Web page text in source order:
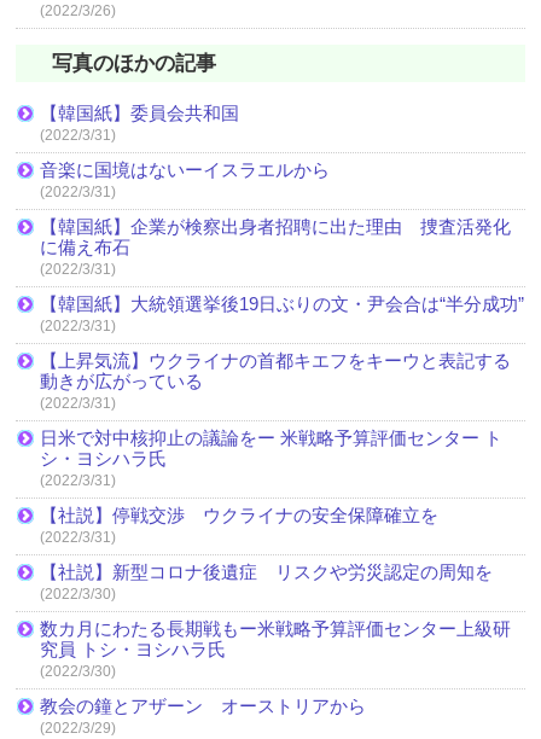
(2022/3/26)
写真のほかの記事
【韓国紙】委員会共和国
(2022/3/31)
音楽に国境はないーイスラエルから
(2022/3/31)
【韓国紙】企業が検察出身者招聘に出た理由 捜査活発化
に備え布石
(2022/3/31)
【韓国紙】大統領選挙後19日ぶりの文・尹会合は“半分成功”
(2022/3/31)
【上昇気流】ウクライナの首都キエフをキーウと表記する
動きが広がっている
(2022/3/31)
日米で対中核抑止の議論をー 米戦略予算評価センター ト
シ・ヨシハラ氏
(2022/3/31)
【社説】停戦交渉 ウクライナの安全保障確立を
(2022/3/31)
【社説】新型コロナ後遺症 リスクや労災認定の周知を
(2022/3/30)
数カ月にわたる長期戦もー米戦略予算評価センター上級研
究員 トシ・ヨシハラ氏
(2022/3/30)
教会の鐘とアザーン オーストリアから
(2022/3/29)